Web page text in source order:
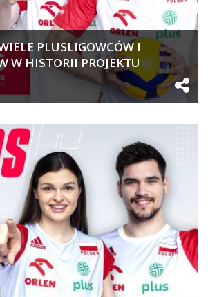
PLUSLIGOWCÓW I
W HISTORII PROJEKTU